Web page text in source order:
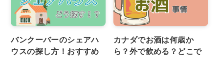
バンクーバーのシェアハ
ウスの探し方！おすすめ
カナダでお酒は何歳か
ら？外で飲める？どこで